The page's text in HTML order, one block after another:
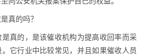
真的吗？
真的，是该催收机构为提高收回率而采
它行业中比较常见，并且如果催收人员